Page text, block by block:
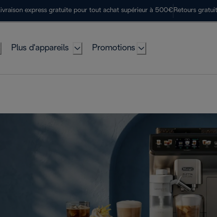
express gratuite pour tout achat supérieur à 500€ Retours
Plus d'appareils Promotions